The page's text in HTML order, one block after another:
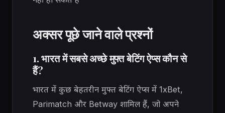
अक्सर पूछे जाने वाले प्रश्नों
1. भारत में सबसे अच्छे मुफ्त बेटिंग ऐप्स कौन से
हैं?
भारत में कुछ बेहतरीन मुफ्त बेटिंग ऐप्स में 1xBet,
Parimatch और Betway शामिल हैं, जो अपने